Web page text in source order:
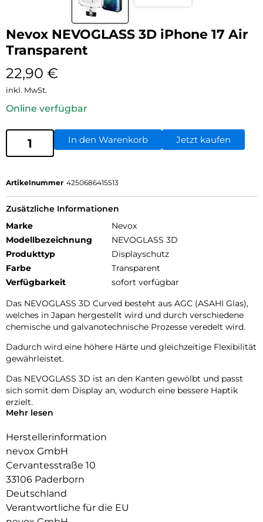
Nevox NEVOGLASS 3D iPhone 17 Air
Transparent
22,90 €
inkl. MwSt.
Online verfügbar
In den Warenkorb Jetzt kaufen
Artikelnummer 4250686415513
Zusätzliche Informationen
Marke
Nevox
Modellbezeichnung
NEVOGLASS 3D
Produkttyp
Displayschutz
Farbe
Transparent
Verfügbarkeit
sofort verfügbar
Das NEVOGLASS 3D Curved besteht aus AGC (ASAHI Glas),
welches in Japan hergestellt wird und durch verschiedene
chemische und galvanotechnische Prozesse veredelt wird.
Dadurch wird eine höhere Härte und gleichzeitige Flexibilität
gewährleistet.
Das NEVOGLASS 3D ist an den Kanten gewölbt und passt
sich somit dem Display an, wodurch eine bessere Haptik
erzielt.
zuverlässig geschützt.
Glasdicke – 0.33mm
Eckenradius – 2.5D
Material Art Crystal Klar
Mehr lesen
Herstellerinformation
nevox GmbH
Cervantesstraße 10
33106 Paderborn
Deutschland
Verantwortliche für die EU